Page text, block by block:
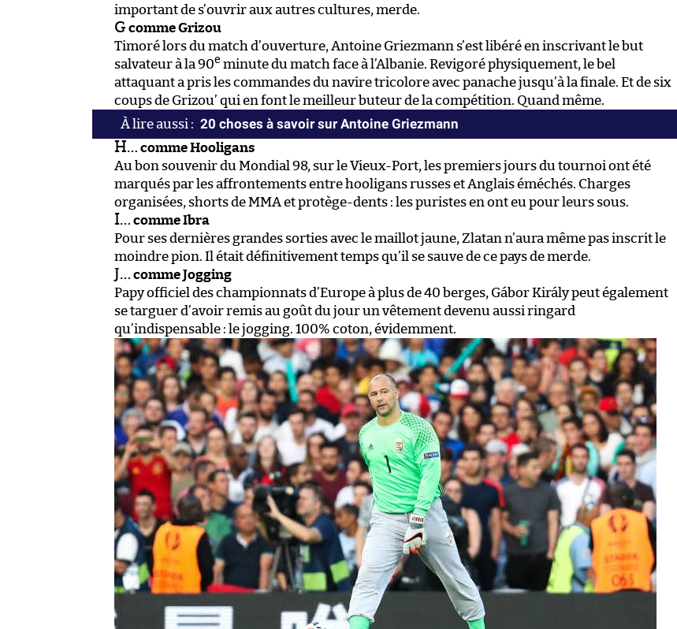
important de s’ouvrir aux autres cultures, merde.
G comme Grizou
Timoré lors du match d’ouverture, Antoine Griezmann s’est libéré en inscrivant le but
salvateur à la 90e minute du match face à l’Albanie. Revigoré physiquement, le bel
attaquant a pris les commandes du navire tricolore avec panache jusqu’à la finale. Et de six
coups de Grizou’ qui en font le meilleur buteur de la compétition. Quand même.
20 choses à savoir sur Antoine Griezmann
H… comme Hooligans
Au bon souvenir du Mondial 98, sur le Vieux-Port, les premiers jours du tournoi ont été
marqués par les affrontements entre hooligans russes et Anglais éméchés. Charges
organisées, shorts de MMA et protège-dents : les puristes en ont eu pour leurs sous.
I… comme Ibra
Pour ses dernières grandes sorties avec le maillot jaune, Zlatan n’aura même pas inscrit le
moindre pion. Il était définitivement temps qu’il se sauve de ce pays de merde.
J… comme Jogging
Papy officiel des championnats d’Europe à plus de 40 berges, Gábor Király peut également
se targuer d’avoir remis au goût du jour un vêtement devenu aussi ringard
qu’indispensable : le jogging. 100% coton, évidemment.